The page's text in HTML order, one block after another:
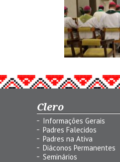
Clero
Informações Gerais
Padres Falecidos
Padres na Ativa
Diáconos Permanentes
Seminários